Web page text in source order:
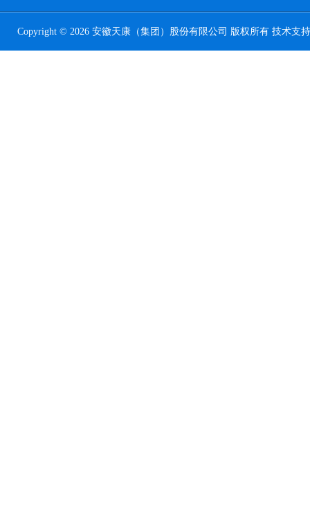
Copyright © 2026 安徽天康（集团）股份有限公司 版权所有 技术支